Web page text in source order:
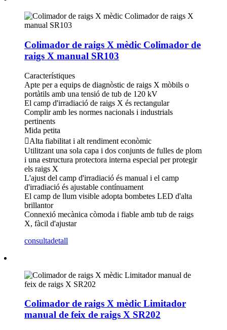
Colimador de raigs X mèdic Colimador de
raigs X manual SR103
Característiques
Apte per a equips de diagnòstic de raigs X mòbils o
portàtils amb una tensió de tub de 120 kV
El camp d'irradiació de raigs X és rectangular
Complir amb les normes nacionals i industrials
pertinents
Mida petita
Alta fiabilitat i alt rendiment econòmic
Utilitzant una sola capa i dos conjunts de fulles de plom
i una estructura protectora interna especial per protegir
els raigs X
L'ajust del camp d'irradiació és manual i el camp
d'irradiació és ajustable contínuament
El camp de llum visible adopta bombetes LED d'alta
brillantor
Connexió mecànica còmoda i fiable amb tub de raigs
X, fàcil d'ajustar
consultadetall
Colimador de raigs X mèdic Limitador
manual de feix de raigs X SR202